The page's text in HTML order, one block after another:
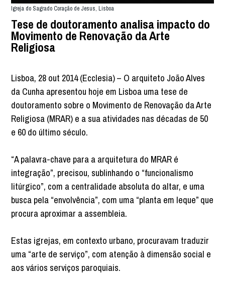
Igreja do Sagrado Coração de Jesus, Lisboa
Tese de doutoramento analisa impacto do
Movimento de Renovação da Arte
Religiosa
Lisboa, 28 out 2014 (Ecclesia) – O arquiteto João Alves
da Cunha apresentou hoje em Lisboa uma tese de
doutoramento sobre o Movimento de Renovação da Arte
Religiosa (MRAR) e a sua atividades nas décadas de 50
e 60 do último século.
“A palavra-chave para a arquitetura do MRAR é
integração”, precisou, sublinhando o “funcionalismo
litúrgico”, com a centralidade absoluta do altar, e uma
busca pela “envolvência”, com uma “planta em leque” que
procura aproximar a assembleia.
Estas igrejas, em contexto urbano, procuravam traduzir
uma “arte de serviço”, com atenção à dimensão social e
aos vários serviços paroquiais.